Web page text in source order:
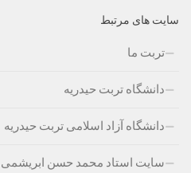
سایت های مرتبط
تربت ما
دانشگاه تربت حیدریه
دانشگاه آزاد اسلامی تربت حیدریه
سایت استاد محمد حسن ابریشمی